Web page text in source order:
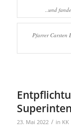
..und
Pfarrer Carsten
23. Mai 2022 / in KK